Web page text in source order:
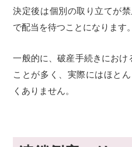
決定後は個別の取り立てが
で配当を待つことになります。
一般的に、破産手続きにおけ
ことが多く、実際にはほと
くありません。